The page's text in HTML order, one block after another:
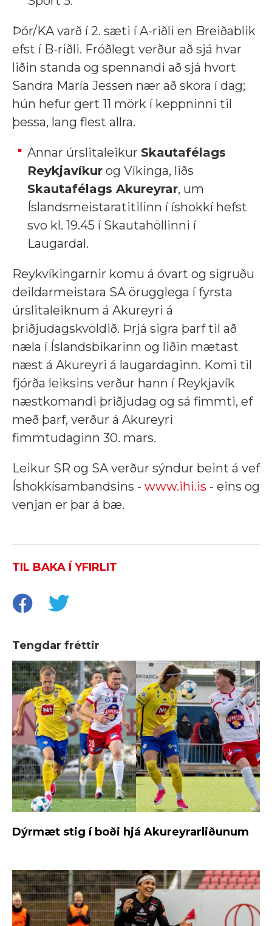
Þór/KA varð í 2. sæti í A-riðli en Breiðablik
efst í B-riðli. Fróðlegt verður að sjá hvar
liðin standa og spennandi að sjá hvort
Sandra María Jessen nær að skora í dag;
hún hefur gert 11 mörk í keppninni til
þessa, lang flest allra.
Annar úrslitaleikur Skautafélags
Reykjavíkur og Víkinga, liðs
Skautafélags Akureyrar, um
Íslandsmeistaratitilinn í íshokkí hefst
svo kl. 19.45 í Skautahöllinni í
Laugardal.
Reykvíkingarnir komu á óvart og sigruðu
deildarmeistara SA örugglega í fyrsta
úrslitaleiknum á Akureyri á
þriðjudagskvöldið. Þrjá sigra þarf til að
næla í Íslandsbikarinn og liðin mætast
næst á Akureyri á laugardaginn. Komi til
fjórða leiksins verður hann í Reykjavík
næstkomandi þriðjudag og sá fimmti, ef
með þarf, verður á Akureyri
fimmtudaginn 30. mars.
Leikur SR og SA verður sýndur beint á vef
Íshokkísambandsins - www.ihi.is - eins og
venjan er þar á bæ.
TIL BAKA Í YFIRLIT
Tengdar fréttir
Dýrmæt stig í boði hjá Akureyrarliðunum